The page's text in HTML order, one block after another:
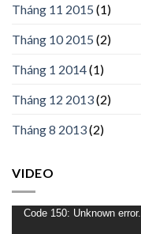
Tháng 11 2015 (1)
Tháng 10 2015 (2)
Tháng 1 2014(1)
Tháng 12 2013(2)
Tháng 8 2013(2)
VIDEO
Trình
Code 150: Unknown error.